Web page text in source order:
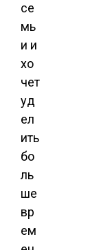
се
мь
и и
хо
чет
уд
ел
ить
бо
ль
ше
вр
ем